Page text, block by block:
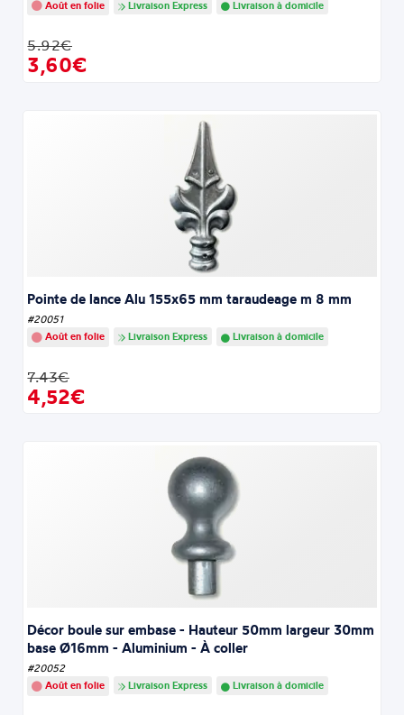
Août en folie Livraison Express Livraison à domicile
5.92€
3,60€
Pointe de lance Alu 155x65 mm taraudeage m 8 mm
#20051
Août en folie
Livraison Express Livraison à domicile
7.43€
4,52€
Décor boule sur embase - Hauteur 50mm largeur 30mm
base Ø16mm - Aluminium - À coller
#20052
Août en folie
Livraison Express Livraison à domicile